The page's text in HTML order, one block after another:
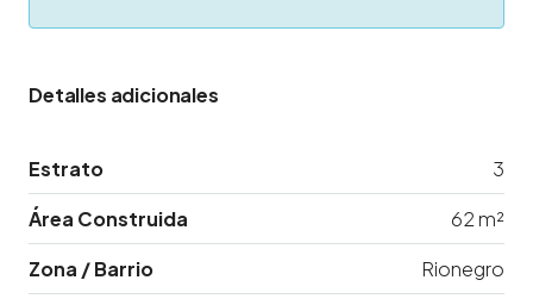
Detalles adicionales
Estrato
3
Área Construida
62 m²
Zona / Barrio
Rionegro